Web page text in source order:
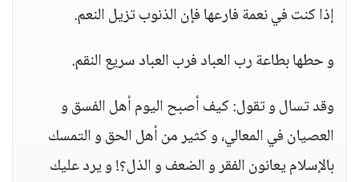
إذا كنت في نعمة فارعها فإن الذنوب تزيل النعم.
و حطها بطاعة رب العباد فرب العباد سريع النقم.
وقد تسال و تقول: كيف أصبح اليوم أهل الفسق و
العصيان في المعالي، و كثير من أهل الحق و التمسك
بالإسلام يعانون الفقر و الضعف و الذل؟! و يرد عليك